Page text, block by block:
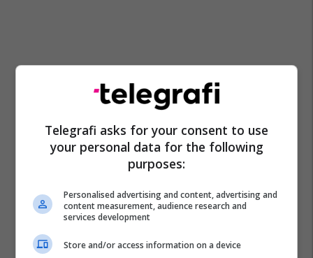
Telegrafi asks for your consent to use
your personal data for the following
purposes:
Personalised advertising and content, advertising and
content measurement, audience research and
services development
Store and/or access information on a device